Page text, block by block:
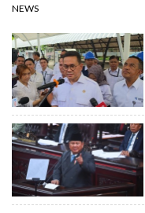
NEWS